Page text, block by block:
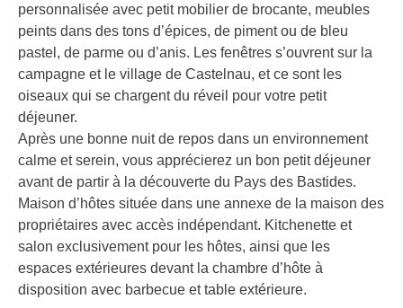
personnalisée avec petit mobilier de brocante, meubles
peints dans des tons d’épices, de piment ou de bleu
pastel, de parme ou d’anis. Les fenêtres s’ouvrent sur la
campagne et le village de Castelnau, et ce sont les
oiseaux qui se chargent du réveil pour votre petit
déjeuner.
Après une bonne nuit de repos dans un environnement
calme et serein, vous apprécierez un bon petit déjeuner
avant de partir à la découverte du Pays des Bastides.
Maison d’hôtes située dans une annexe de la maison des
propriétaires avec accès indépendant. Kitchenette et
salon exclusivement pour les hôtes, ainsi que les
espaces extérieures devant la chambre d’hôte à
disposition avec barbecue et table extérieure.